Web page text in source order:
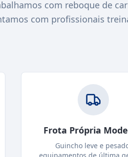
com reboque de
com profissionais
Frota Própria
Guincho leve e